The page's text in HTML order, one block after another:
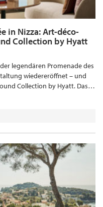
in Nizza: Art-déco-
Collection by Hyatt
legendären Promenade des
wiedereröffnet – und
Collection by Hyatt. Das…